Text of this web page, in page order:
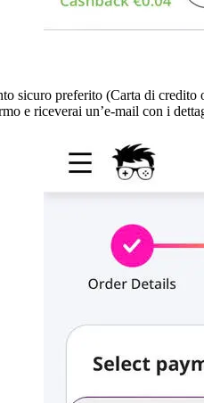
sicuro preferito (Carta di
e riceverai un’e-mail con i